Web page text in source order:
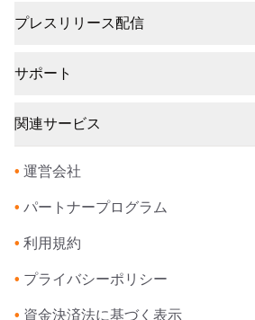
プレスリリース配信
サポート
関連サービス
• 運営会社
• パートナープログラム
• 利用規約
• プライバシーポリシー
• 資金決済法に基づく表示